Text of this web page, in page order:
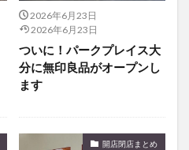
2026年6月23日
2026年6月23日
ついに！パークプレイス大
分に無印良品がオープンし
ます
開店閉店まとめ